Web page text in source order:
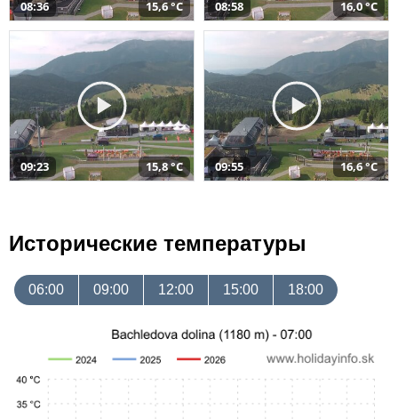
08:36 15,6 °C 08:58 16,0 °C
09:23 15,8 °C 09:55 16,6 °C
Исторические температуры
06:00 09:00 12:00 15:00 18:00